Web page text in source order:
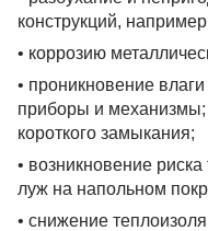
конструкций,
• коррозию
• проникновение
приборы и механизмы;
короткого замыкания;
• возникновение
луж на напольном
• снижение